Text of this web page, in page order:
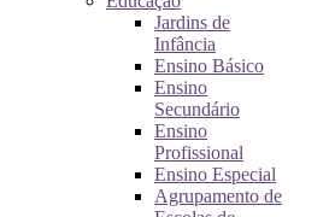
Jardins de
Infância
Ensino Básico
Ensino
Secundário
Ensino
Profissional
Ensino Especial
Agrupamento de